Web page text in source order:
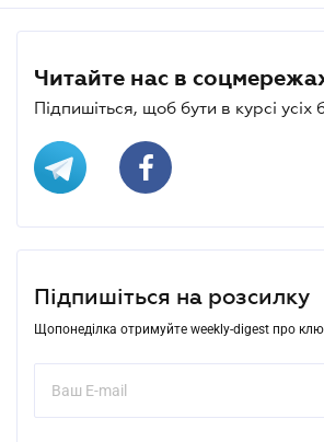
Читайте нас в
Підпишіться, щоб бути в курсі усіх
Підпишіться на розсилку
Щопонеділка отримуйте weekly-digest про